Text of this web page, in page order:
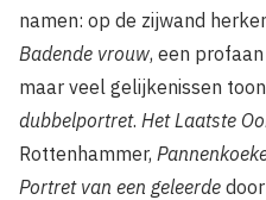
namen: op de zijwand
Badende vrouw, een
maar veel gelijkenissen
dubbelportret. Het Laatste
Rottenhammer,
Portret van een geleerde